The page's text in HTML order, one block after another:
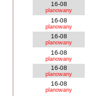
16-08
planowany
16-08
planowany
16-08
planowany
16-08
planowany
16-08
planowany
16-08
planowany